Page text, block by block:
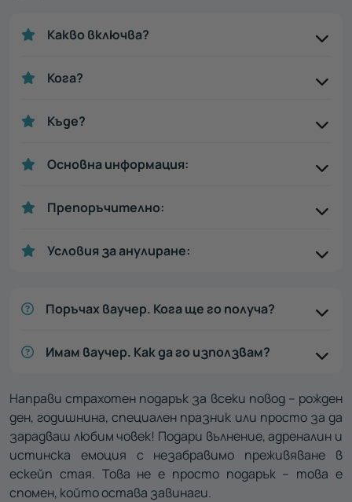
Какво включва?
Кога?
Къде?
Основна информация:
Препоръчително:
Условия за анулиране:
Поръчах ваучер. Кога ще го получа?
Имам ваучер. Как да го използвам?
Направи страхотен подарък за всеки повод – рожден
ден, годишнина, специален празник или просто за да
зарадваш любим човек! Подари вълнение, адреналин и
истинска емоция с незабравимо преживяване в
ескейп стая. Това не е просто подарък – това е
спомен, който остава завинаги.